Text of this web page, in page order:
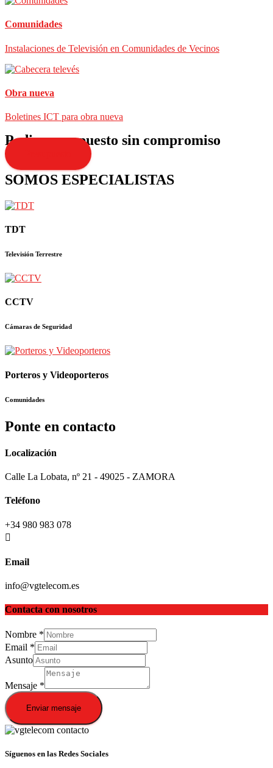
Comunidades
Instalaciones de Televisión en Comunidades de Vecinos
Obra nueva
Boletines ICT para obra nueva
Pedir presupuesto sin compromiso
SOMOS ESPECIALISTAS
TDT
Televisión Terrestre
CCTV
Cámaras de Seguridad
Porteros y Videoporteros
Comunidades
Ponte en contacto
Localización
Calle La Lobata, nº 21 - 49025 - ZAMORA
Teléfono
+34 980 983 078
Email
info@vgtelecom.es
Contacta con nosotros
Nombre *
Email *
Asunto
Mensaje *
Enviar mensaje
Síguenos en las Redes Sociales